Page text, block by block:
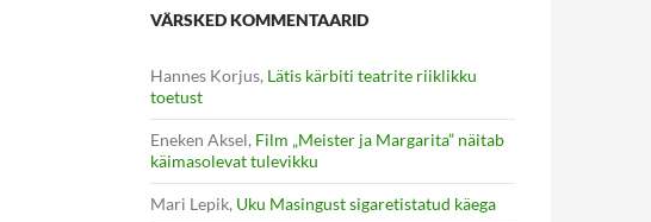
VÄRSKED KOMMENTAARID
Hannes Korjus, Lätis kärbiti teatrite riiklikku
toetust
Eneken Aksel, Film „Meister ja Margarita” näitab
käimasolevat tulevikku
Mari Lepik, Uku Masingust sigaretistatud käega